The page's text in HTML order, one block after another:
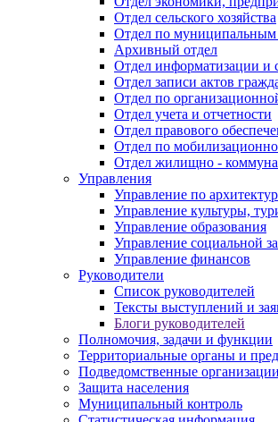
Отдел сельского хозяйства
Отдел по муниципальным
Архивный отдел
Отдел информатизации и
Отдел записи актов
Отдел по
Отдел учета и отчетности
Отдел правового
Отдел по
Отдел жилищно -
Управления
Управление по
Управление культуры,
Управление образования
Управление социальной
Управление финансов
Руководители
Список руководителей
Тексты выступлений и
Блоги руководителей
Полномочия, задачи и функции
Территориальные органы и
Подведомственные организации
Защита населения
Муниципальный контроль